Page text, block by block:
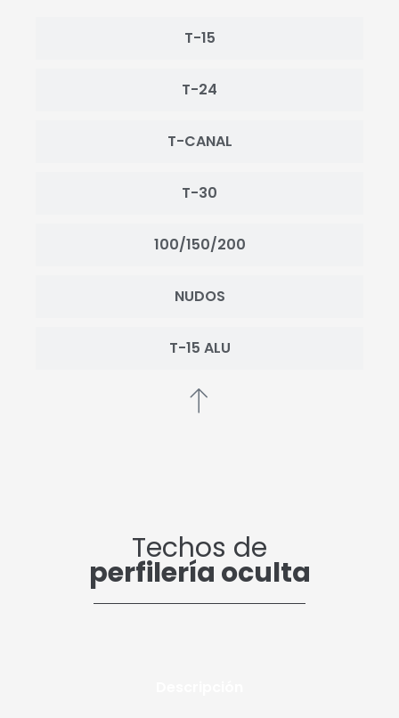
T-15
T-24
T-CANAL
T-30
100/150/200
NUDOS
T-15 ALU
Techos de
perfilería oculta